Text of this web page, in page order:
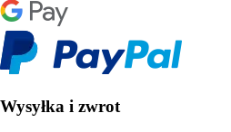
Wysyłka i zwrot